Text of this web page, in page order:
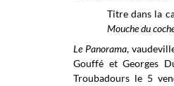
Titre dans la
Mouche du
Le Panorama,
Gouffé et Georges
Troubadours le 5